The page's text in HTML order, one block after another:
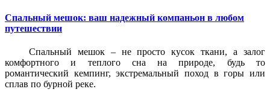
Спальный мешок: ваш надежный компаньон в любом
путешествии
Спальный мешок – не просто кусок ткани, а залог
комфортного и теплого сна на природе, будь то
романтический кемпинг, экстремальный поход в горы или
сплав по бурной реке.